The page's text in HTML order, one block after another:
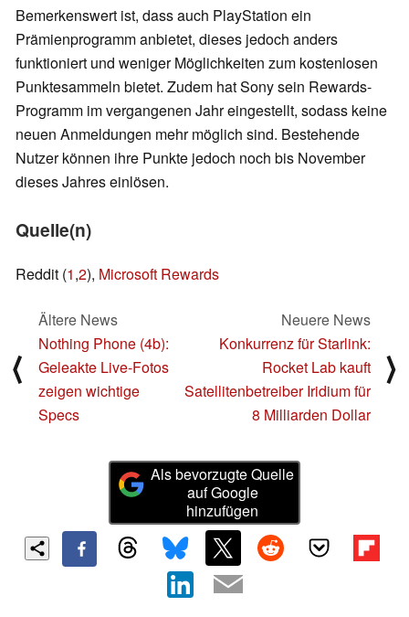
Bemerkenswert ist, dass auch PlayStation ein
Prämienprogramm anbietet, dieses jedoch anders
funktioniert und weniger Möglichkeiten zum kostenlosen
Punktesammeln bietet. Zudem hat Sony sein Rewards-
Programm im vergangenen Jahr eingestellt, sodass keine
neuen Anmeldungen mehr möglich sind. Bestehende
Nutzer können ihre Punkte jedoch noch bis November
dieses Jahres einlösen.
Quelle(n)
Reddit (1,2), Microsoft Rewards
⟨
Ältere News
Nothing Phone (4b):
Geleakte Live-Fotos
zeigen wichtige
Specs
Neuere News
Konkurrenz für Starlink:
Rocket Lab kauft
Satellitenbetreiber Iridium für
8 Milliarden Dollar
⟩
Als bevorzugte Quelle
auf Google
hinzufügen